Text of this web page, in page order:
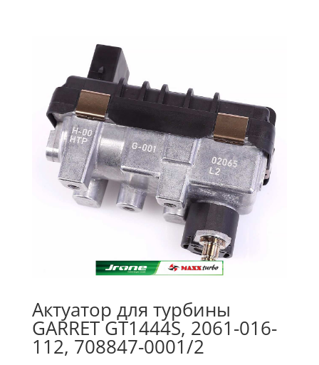
Актуатор для турбины
GARRET GT1444S, 2061-016-
112, 708847-0001/2